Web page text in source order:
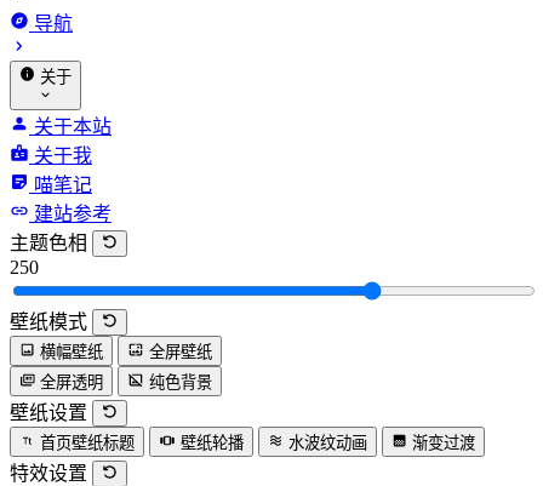
导航
关于
关于本站
关于我
喵笔记
建站参考
主题色相
250
壁纸模式
横幅壁纸
全屏壁纸
全屏透明
纯色背景
壁纸设置
首页壁纸标题 壁纸轮播 水波纹动画 渐变过渡
特效设置